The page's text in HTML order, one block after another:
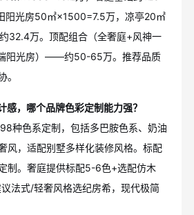
阳光房50㎡×1500=7.5万，凉亭20㎡
32.4万。顶配组合（全奢庭+风神一
阳光房）——约50-65万。推荐品质
。
感，哪个品牌色彩定制能力强？
种色系定制，包括多巴胺色系、奶油
风，适配别墅多样化装修风格。标配
制。奢庭提供标配5-6色+选配仿木
法式/轻奢风格选纪房希，现代极简